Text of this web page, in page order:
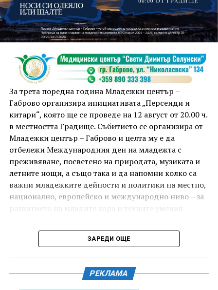
На 13 август организаторите са предвидили
занимания и за здрав дух, и за здраво тяло.
Инструкторката по пилатес и йога Йоанна Петрова
от FitLab ще се погрижи за добрия тонус с групова
тренировка от 19.00 ч., а след това ще има мозъчна
атака с куиз вечер за обща култура. Вечерта ще
приключи с прожекция на новия български
комедиен филм „Брънч за начинаещи“ – в парка,
под звездното дряновско небе.
И двете вечери ще продължи инициативата „Книга
за книга“ – всеки може да донесе книга от личната
си библиотека и да вземе друга. Целта е обмен на
За трета поредна година Младежки център –
Габрово организира инициативата „Персеиди и
китари“, която ще се проведе на 12 август от 20.00 ч.
в местността Градище. Събитието се организира от
Младежки център – Габрово и целта му е да
отбележи Международния ден на младежта с
преживяване, посветено на природата, музиката и
летните нощи, а също така и да напомни колко са
важни младежките дейности и политики на местно,
национално, европейско и международно ниво – за
Вечерта е в пика на метеорния поток „Персеиди“ –
едно от най-красивите и очаквани астрономически
дни Земята преминава през шлейф от частици,
оставени от кометата 109P/Swift-Tuttle.
ЗАРЕДИ ОЩЕ
РЕКЛАМА